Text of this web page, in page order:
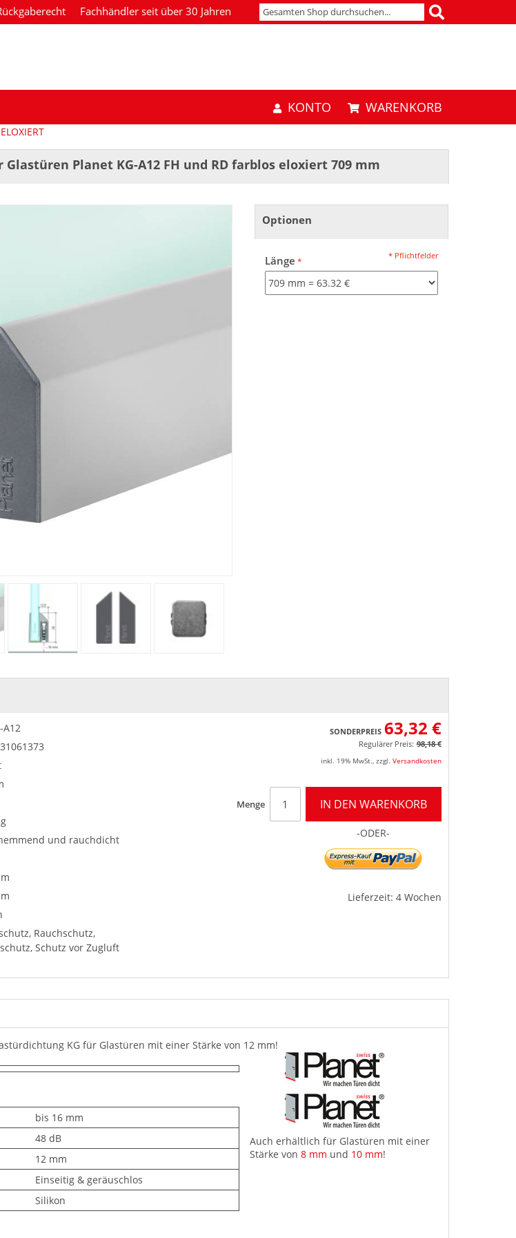
Fachhändler seit über 30 Jahren
KONTO WARENKORB
Planet KG-A12 FH und RD farblos eloxiert 709 mm
Optionen
Länge * Pflichtfelder
A12
und rauchdicht
Rauchschutz,
Schutz vor Zugluft
SONDERPREIS 63,32 €
Regulärer Preis: 98,18 €
inkl. 19% MwSt. zzgl. Versandkosten
Menge IN DEN WARENKORB
-ODER-
Lieferzeit: 4 Wochen
KG für Glastüren mit einer Stärke von 12 mm!
bis 16 mm
48 dB
12 mm
Einseitig & geräuschlos
Silikon
Auch erhältlich für Glastüren mit einer
Stärke von 8 mm und 10 mm!